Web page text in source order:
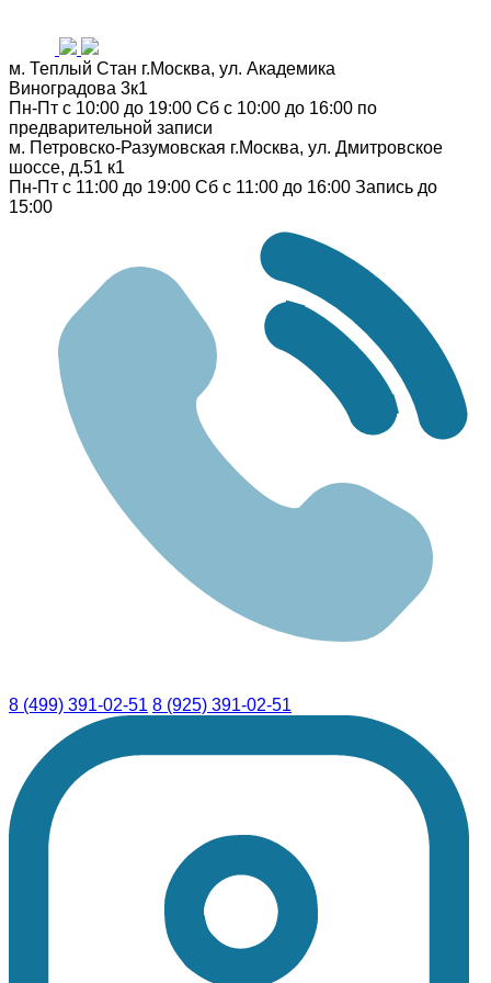
м. Теплый Стан г.Москва, ул. Академика
Виноградова 3к1
Пн-Пт с 10:00 до 19:00 Сб с 10:00 до 16:00 по
предварительной записи
м. Петровско-Разумовская г.Москва, ул. Дмитровское
шоссе, д.51 к1
Пн-Пт с 11:00 до 19:00 Сб с 11:00 до 16:00 Запись до
15:00
8 (499) 391-02-51 8 (925) 391-02-51